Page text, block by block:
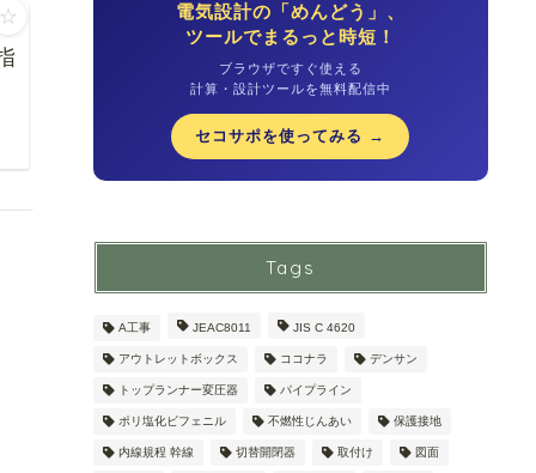
電気設計の「めんどう」、
ツールでまるっと時短！
ブラウザですぐ使える
計算・設計ツールを無料配信中
セコサポを使ってみる →
Tags
A工事 JEAC8011 JIS C 4620
アウトレットボックス ココナラ デンサン
トップランナー変圧器 パイプライン
ポリ塩化ビフェニル 不燃性じんあい 保護接地
内線規程 幹線 切替開閉器 取付け 図面